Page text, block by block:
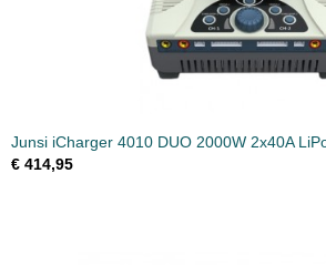
Junsi iCharger 4010 DUO 2000W 2x40A
€ 414,95